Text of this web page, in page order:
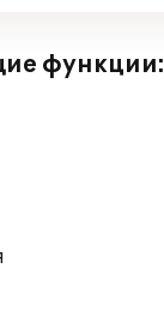
функции: